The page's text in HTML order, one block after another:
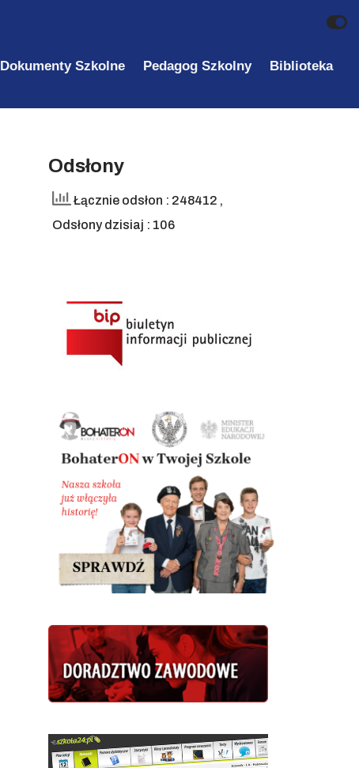
Dokumenty Szkolne Pedagog Szkolny
Biblioteka
Odsłony
Łącznie odsłon : 248412 ,
Odsłony dzisiaj : 106